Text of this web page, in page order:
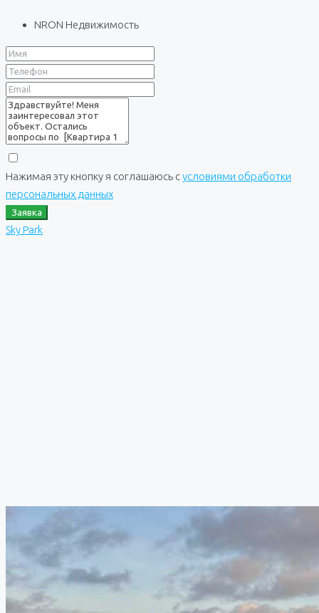
NRON Недвижимость
Нажимая эту кнопку я соглашаюсь сусловиями обработки
персональных данных
Заявка
Sky Park